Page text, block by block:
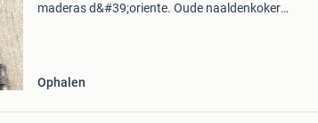
maderas d&#39;oriente. Oude naaldenkoker
Ophalen